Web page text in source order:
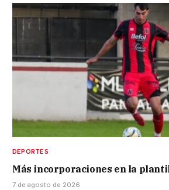
DEPORTES
Más incorporaciones en la
7 de agosto de 2026